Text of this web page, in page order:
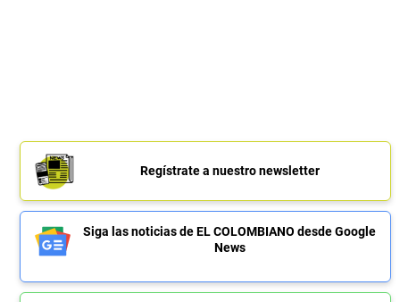
Regístrate a nuestro newsletter
Siga las noticias de EL COLOMBIANO desde Google
News